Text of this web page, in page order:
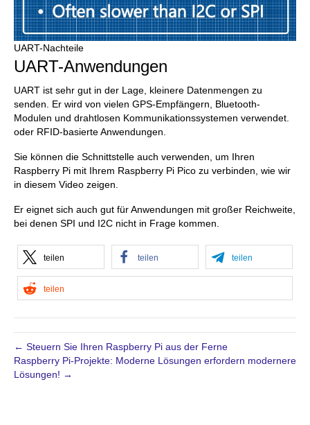
UART-Nachteile
UART-Anwendungen
UART ist sehr gut in der Lage, kleinere Datenmengen zu
senden. Er wird von vielen GPS-Empfängern, Bluetooth-
Modulen und drahtlosen Kommunikationssystemen verwendet.
oder RFID-basierte Anwendungen.
Sie können die Schnittstelle auch verwenden, um Ihren
Raspberry Pi mit Ihrem Raspberry Pi Pico zu verbinden, wie wir
in diesem Video zeigen.
Er eignet sich auch gut für Anwendungen mit großer Reichweite,
bei denen SPI und I2C nicht in Frage kommen.
teilen teilen teilen
teilen
← Steuern Sie Ihren Raspberry Pi aus der Ferne
Raspberry Pi-Projekte: Moderne Lösungen erfordern modernere
Lösungen! →